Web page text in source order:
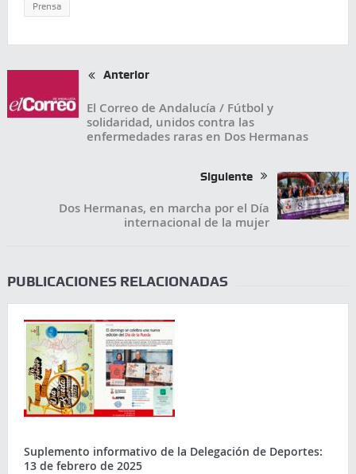
Prensa
Anterior
El Correo de Andalucía / Fútbol y
solidaridad, unidos contra las
enfermedades raras en Dos Hermanas
Siguiente
Dos Hermanas, en marcha por el Día
internacional de la mujer
PUBLICACIONES RELACIONADAS
Suplemento informativo de la Delegación de Deportes:
13 de febrero de 2025